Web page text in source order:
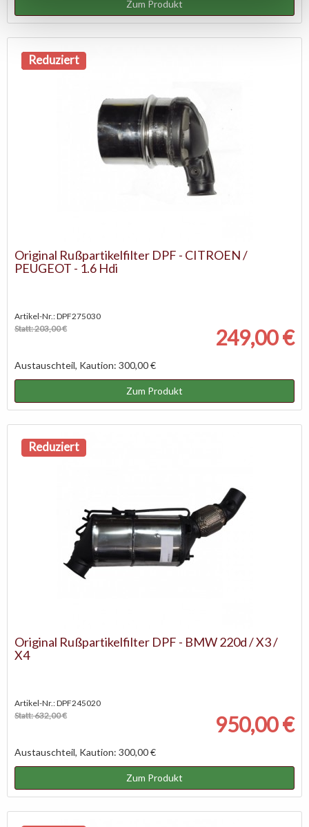
Zum Produkt
NEU
Reduziert
Original Rußpartikelfilter DPF - CITROEN /
PEUGEOT - 1.6 Hdi
Artikel-Nr.: DPF275030
Statt: 203,00 €
249,00 €
Austauschteil, Kaution: 300,00 €
Zum Produkt
Reduziert
Original Rußpartikelfilter DPF - BMW 220d / X3 /
X4
Artikel-Nr.: DPF245020
Statt: 632,00 €
950,00 €
Austauschteil, Kaution: 300,00 €
Zum Produkt